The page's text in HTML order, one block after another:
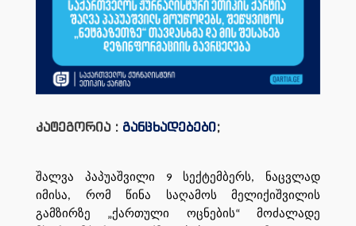
კატეგორია : განცხადებები;
შალვა პაპუაშვილი 9 სექტემბერს, ნაცვლად
იმისა, რომ წინა საღამოს მელიქიშვილის
გამზირზე „ქართული ოცნების“ მოძალადე